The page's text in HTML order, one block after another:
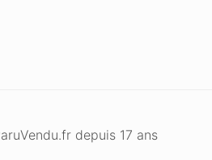
depuis 17 ans